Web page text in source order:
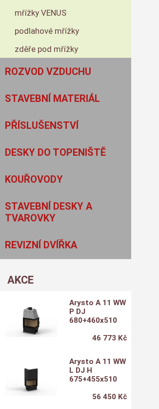
mřížky VENUS
podlahové mřížky
zděře pod mřížky
ROZVOD VZDUCHU
STAVEBNÍ MATERIÁL
PŘÍSLUŠENSTVÍ
DESKY DO TOPENIŠTĚ
KOUŘOVODY
STAVEBNÍ DESKY A
TVAROVKY
REVIZNÍ DVÍŘKA
AKCE
Arysto A 11 WW
P DJ
680+460x510
46 773 Kč
Arysto A 11 WW
L DJ H
675+455x510
56 450 Kč